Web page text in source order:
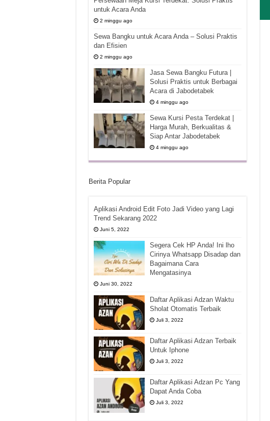
untuk Acara Anda
2 minggu ago
Sewa Bangku untuk Acara Anda – Solusi Praktis
dan Efisien
2 minggu ago
Jasa Sewa Bangku Futura |
Solusi Praktis untuk Berbagai
Acara di Jabodetabek
4 minggu ago
Sewa Kursi Pesta Terdekat |
Harga Murah, Berkualitas &
Siap Antar Jabodetabek
4 minggu ago
Berita Popular
Aplikasi Android Edit Foto Jadi Video yang Lagi
Trend Sekarang 2022
Juni 5, 2022
Segera Cek HP Anda! Ini lho
Cirinya Whatsapp Disadap dan
Bagaimana Cara
Mengatasinya
Juni 30, 2022
Daftar Aplikasi Adzan Waktu
Sholat Otomatis Terbaik
Juli 3, 2022
Daftar Aplikasi Adzan Terbaik
Untuk Iphone
Juli 3, 2022
Daftar Aplikasi Adzan Pc Yang
Dapat Anda Coba
Juli 3, 2022